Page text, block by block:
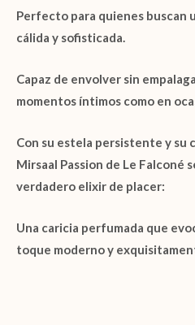
Perfecto para quienes buscan
cálida y sofisticada.
Capaz de envolver sin
momentos íntimos como en
Con su estela persistente y su
Mirsaal Passion de Le Falconé
verdadero elixir de placer:
Una caricia perfumada que
toque moderno y